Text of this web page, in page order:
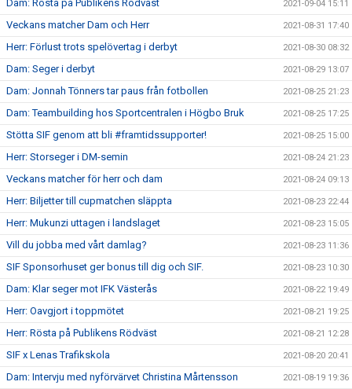
Dam: Rösta på Publikens Rödväst 2021-09-04 15:11
Veckans matcher Dam och Herr 2021-08-31 17:40
Herr: Förlust trots spelövertag i derbyt 2021-08-30 08:32
Dam: Seger i derbyt 2021-08-29 13:07
Dam: Jonnah Tönners tar paus från fotbollen 2021-08-25 21:23
Dam: Teambuilding hos Sportcentralen i Högbo Bruk 2021-08-25 17:25
Stötta SIF genom att bli #framtidssupporter! 2021-08-25 15:00
Herr: Storseger i DM-semin 2021-08-24 21:23
Veckans matcher för herr och dam 2021-08-24 09:13
Herr: Biljetter till cupmatchen släppta 2021-08-23 22:44
Herr: Mukunzi uttagen i landslaget 2021-08-23 15:05
Vill du jobba med vårt damlag? 2021-08-23 11:36
SIF Sponsorhuset ger bonus till dig och SIF. 2021-08-23 10:30
Dam: Klar seger mot IFK Västerås 2021-08-22 19:49
Herr: Oavgjort i toppmötet 2021-08-21 19:25
Herr: Rösta på Publikens Rödväst 2021-08-21 12:28
SIF x Lenas Trafikskola 2021-08-20 20:41
Dam: Intervju med nyförvärvet Christina Mårtensson 2021-08-19 19:36